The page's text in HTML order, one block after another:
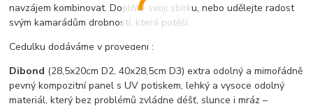
navzájem kombinovat. Doplňte svoji sbírku, nebo udělejte radost
svým kamarádům drobností, která potěší.
Cedulku dodáváme v provedení :
Dibond (28,5x20cm D2, 40x28,5cm D3) extra odolný a mimořádně
pevný kompozitní panel s UV potiskem, lehký a vysoce odolný
materiál, který bez problémů zvládne déšť, slunce i mráz –